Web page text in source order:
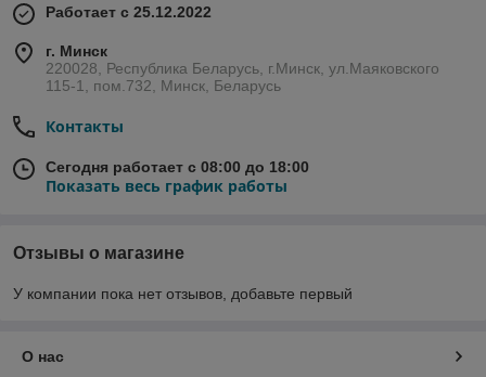
Работает с 25.12.2022
г. Минск
220028, Республика Беларусь, г.Минск, ул.Маяковского
115-1, пом.732, Минск, Беларусь
Контакты
Сегодня работает с 08:00 до 18:00
Показать весь график работы
Отзывы о магазине
У компании пока нет отзывов, добавьте первый
О нас